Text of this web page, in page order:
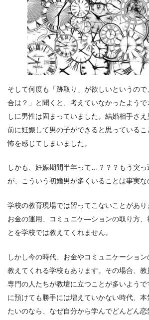
そして何度も「跡取り」が欲しいというの
合は？」と聞くと、考えていなかったよう
しに男性は固まっていました。結婚相手さ
前に妊娠して男の子ができると思っている
怖を感じてしまいました。
しかも、妊娠期間半年って…？？？もう突っ
が、こういう初婚男が多くいることは事実な
学校の教育現場では習ってこないことがあり
お金の運用、コミュニケ―ションの取り方、
とを学校では教えてくれません。
しかし今の時代、お金やコミュニケーショ
教えてくれる学校もあります。その場合、教
専門の人たちが教壇に立つことが多いよう
に預けても勝手には増えていかない時代、本
たいのなら、なぜ自分から学んでどんどん